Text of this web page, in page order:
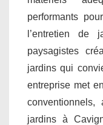
performants
l’entretien de
paysagistes
jardins qui
entreprise met
conventionnels,
jardins à